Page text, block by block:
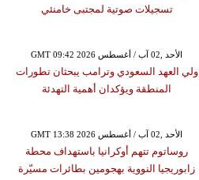
تسجيلات صوتية لمجتبى خامنئي
GMT 09:42 2026 الأحد ,02 آب / أغسطس
ولي العهد السعودي وترامب يبحثان تطورات
المنطقة ويؤكدان أهمية التهدئة
GMT 13:38 2026 الأحد ,02 آب / أغسطس
روساتوم تتهم أوكرانيا باستهداف محطة
زابوريجيا النووية بهجومين بطائرات مسيّرة